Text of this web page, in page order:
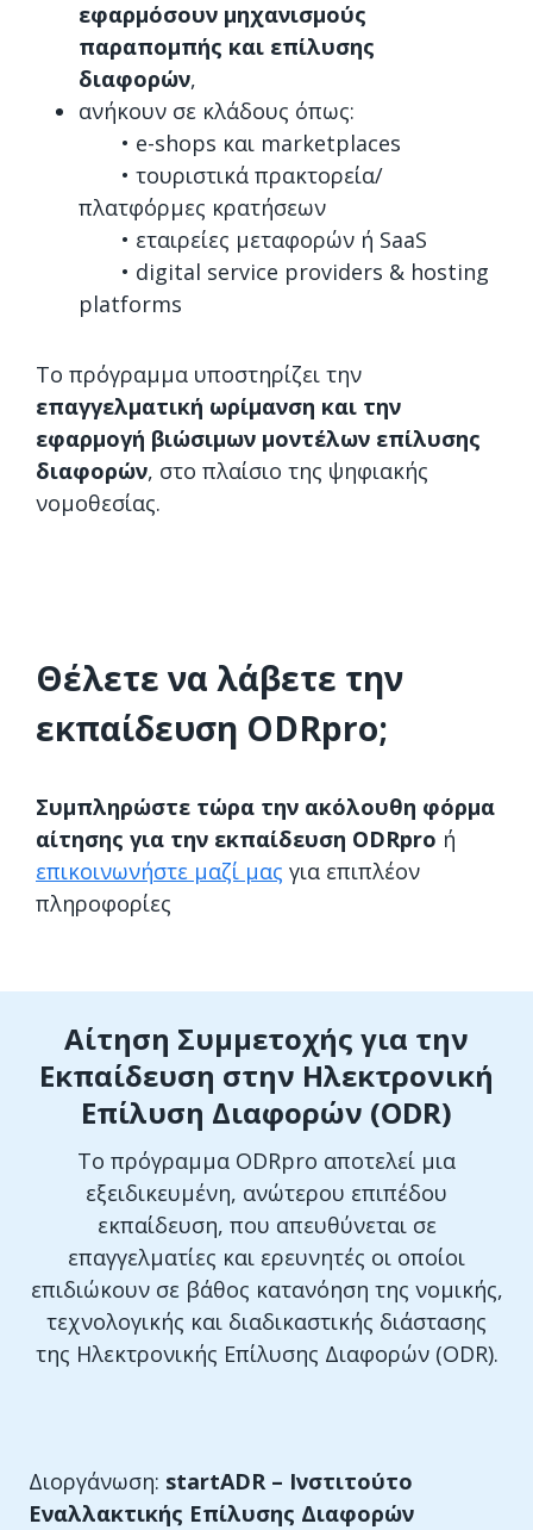
εφαρμόσουν μηχανισμούς
παραπομπής και επίλυσης
διαφορών,
ανήκουν σε κλάδους όπως:
• e-shops και marketplaces
• τουριστικά πρακτορεία/
πλατφόρμες κρατήσεων
• εταιρείες μεταφορών ή SaaS
• digital service providers & hosting
platforms
Το πρόγραμμα υποστηρίζει την
επαγγελματική ωρίμανση και την
εφαρμογή βιώσιμων μοντέλων επίλυσης
διαφορών, στο πλαίσιο της ψηφιακής
νομοθεσίας.
Θέλετε να λάβετε την
εκπαίδευση ODRpro;
Συμπληρώστε τώρα την ακόλουθη φόρμα
αίτησης για την εκπαίδευση ODRpro ή
επικοινωνήστε μαζί μας για επιπλέον
πληροφορίες
Αίτηση Συμμετοχής για την
Εκπαίδευση στην Ηλεκτρονική
Επίλυση Διαφορών (ODR)
Το πρόγραμμα ODRpro αποτελεί μια
εξειδικευμένη, ανώτερου επιπέδου
εκπαίδευση, που απευθύνεται σε
επαγγελματίες και ερευνητές οι οποίοι
επιδιώκουν σε βάθος κατανόηση της νομικής,
τεχνολογικής και διαδικαστικής διάστασης
της Ηλεκτρονικής Επίλυσης Διαφορών (ODR).
Διοργάνωση: startADR – Ινστιτούτο
Εναλλακτικής Επίλυσης Διαφορών